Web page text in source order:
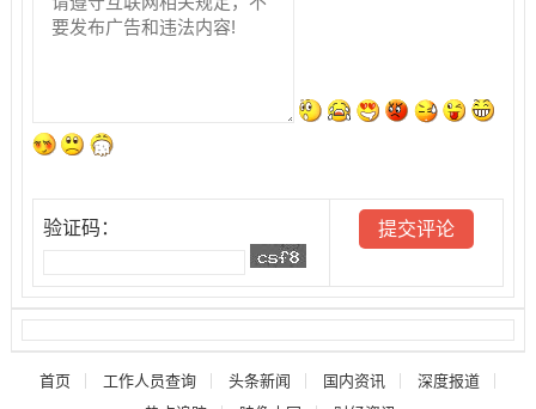
验证码：
首页 工作人员查询 头条新闻 国内资讯
深度报道